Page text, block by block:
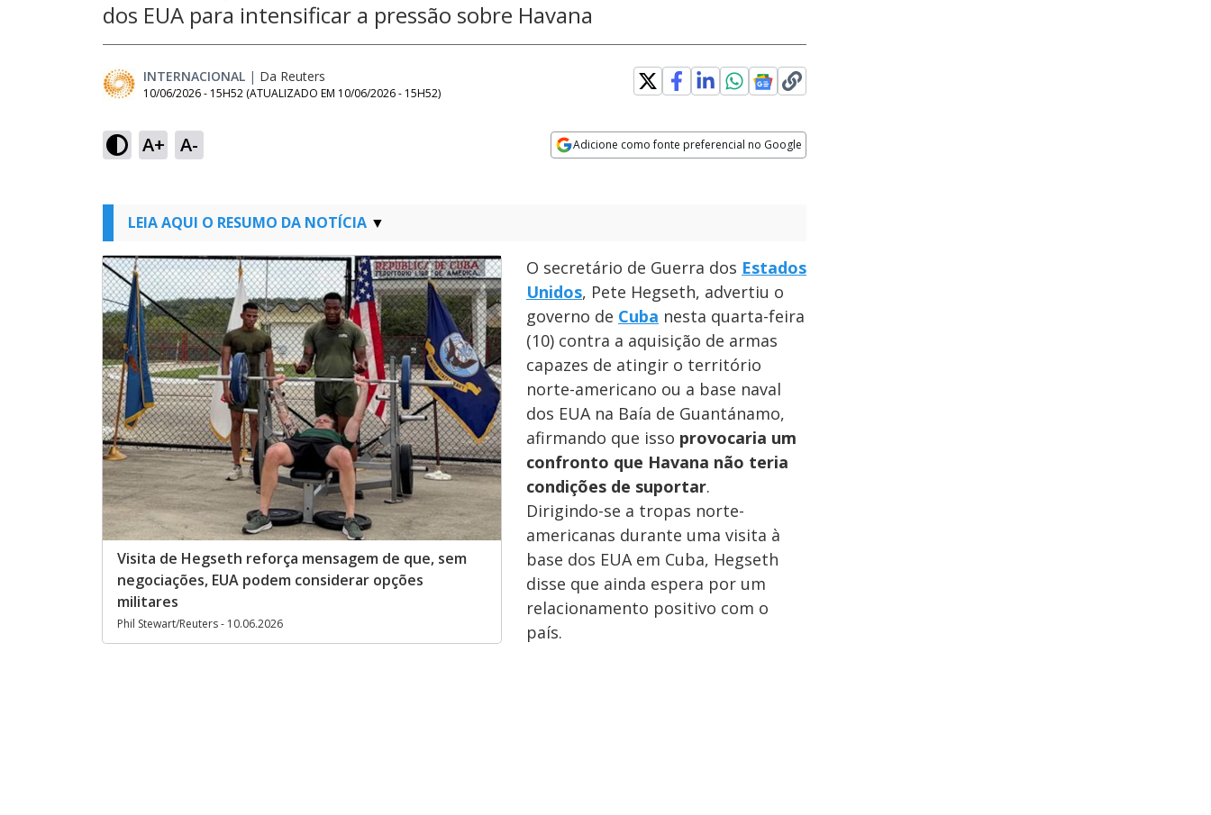
dos EUA para intensificar a pressão sobre Havana
INTERNACIONAL | Da Reuters
10/06/2026 - 15H52 (ATUALIZADO EM 10/06/2026 - 15H52)
A+ A- Adicione como fonte preferencial no Google
LEIA AQUI O RESUMO DA NOTÍCIA
Visita de Hegseth reforça mensagem de que, sem
negociações, EUA podem considerar opções
militares
Phil Stewart/Reuters - 10.06.2026
O secretário de Guerra dos Estados
Unidos, Pete Hegseth, advertiu o
governo de Cuba nesta quarta-feira
(10) contra a aquisição de armas
capazes de atingir o território
norte-americano ou a base naval
dos EUA na Baía de Guantánamo,
afirmando que isso provocaria um
confronto que Havana não teria
condições de suportar.
Dirigindo-se a tropas norte-
americanas durante uma visita à
base dos EUA em Cuba, Hegseth
disse que ainda espera por um
relacionamento positivo com o
país.